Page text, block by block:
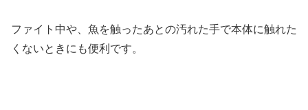
ファイト中や、魚を触ったあとの汚れた手で本体に触れた
くないときにも便利です。